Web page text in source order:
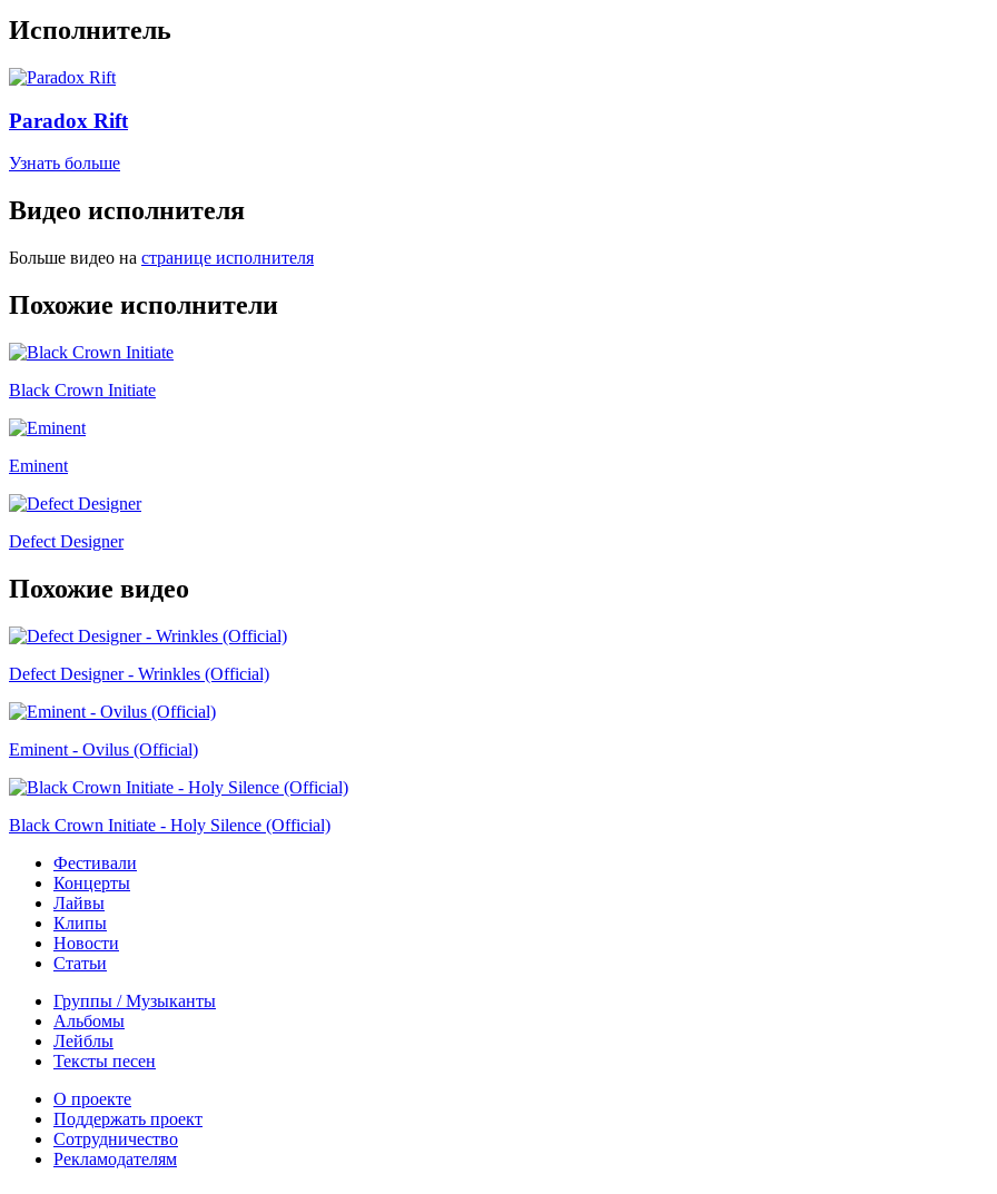
Исполнитель
Paradox Rift
Узнать больше
Видео исполнителя
Больше видео на странице исполнителя
Похожие исполнители
Black Crown Initiate
Eminent
Defect Designer
Похожие видео
Defect Designer - Wrinkles (Official)
Eminent - Ovilus (Official)
Black Crown Initiate - Holy Silence (Official)
Фестивали
Концерты
Лайвы
Клипы
Новости
Статьи
Группы / Музыканты
Альбомы
Лейблы
Тексты песен
О проекте
Поддержать проект
Сотрудничество
Рекламодателям